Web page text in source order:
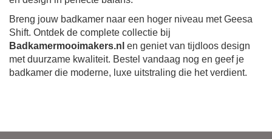
Breng jouw badkamer naar een hoger niveau met Geesa
Shift. Ontdek de complete collectie bij
Badkamermooimakers.nl en geniet van tijdloos design
met duurzame kwaliteit. Bestel vandaag nog en geef je
badkamer die moderne, luxe uitstraling die het verdient.